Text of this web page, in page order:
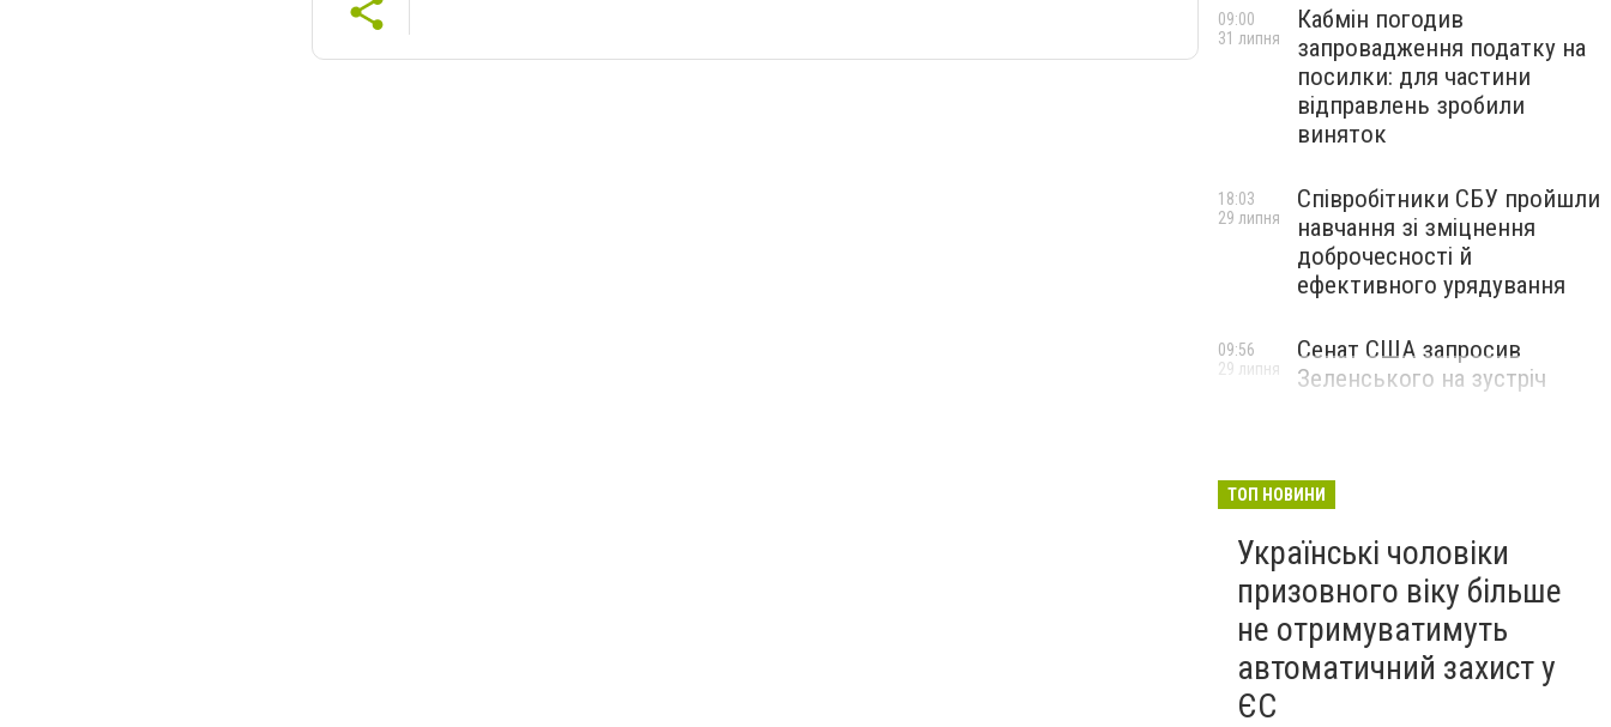
Кабмін погодив
запровадження податку на
посилки: для частини
відправлень зробили
виняток
09:00
31 липня
Співробітники СБУ пройшли
навчання зі зміцнення
доброчесності й
ефективного урядування
18:03
29 липня
Сенат США запросив
Зеленського на зустріч
09:56
29 липня
ТОП НОВИНИ
Українські чоловіки
призовного віку більше
не отримуватимуть
автоматичний захист у
ЄС